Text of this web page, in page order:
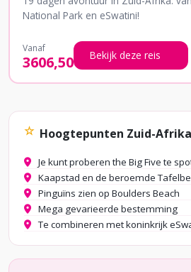
National Park en eSwatini!
Vanaf
3606,50 Bekijk deze reis
☆ Hoogtepunten Zuid-Afrika
Je kunt proberen the Big Five te
Kaapstad en de beroemde
Pinguïns zien op Boulders Beach
Mega gevarieerde bestemming
Te combineren met koninkrijk